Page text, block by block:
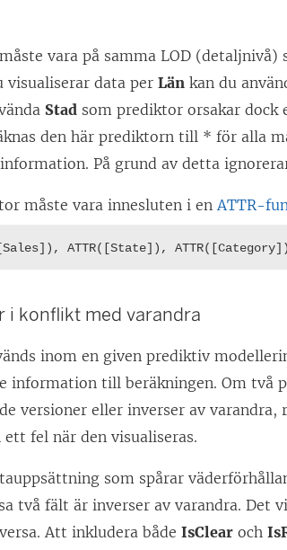
vara på samma LOD (detaljnivå)
visualiserar data perLän kan du
Stad som prediktor orsakar
den här prediktorn till * för alla
På grund av detta
måste vara innesluten i enATTR-
ATTR([State]), ATTR([Category])
i konflikt med varandra
inom en given prediktiv
information till beräkningen. Om två
versioner eller inverser av
fel när den visualiseras.
som spårar
två fält är inverser av varandra. Det
Att inkludera bådeIsClear och